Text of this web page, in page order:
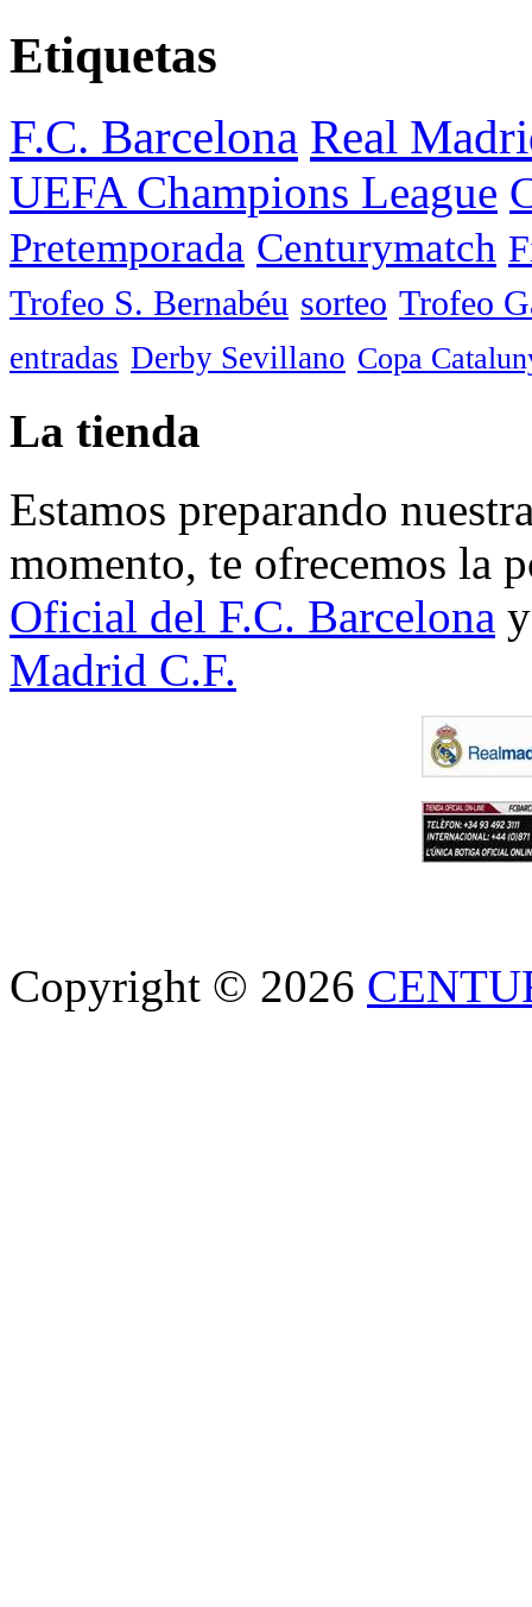
Etiquetas
F.C. Barcelona Real
UEFA Champions League
Pretemporada Centurymatch
Trofeo S. Bernabéu sorteo Trofeo
entradas Derby Sevillano Copa
La tienda
Estamos preparando
momento, te ofrecemos la
Oficial del F.C. Barcelona
Madrid C.F.
Copyright © 2026